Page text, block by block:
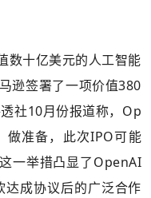
数十亿美元的人工智能
逊签署了一项价值380
社10月份报道称，Op
做准备，此次IPO可能
一举措凸显了OpenAI
成协议后的广泛合作